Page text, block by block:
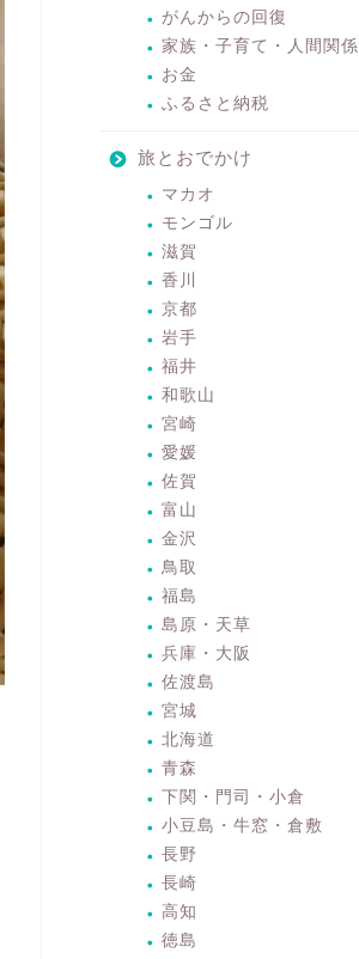
がんからの回復
家族・子育て・人間関係
お金
ふるさと納税
旅とおでかけ
マカオ
モンゴル
滋賀
香川
京都
岩手
福井
和歌山
宮崎
愛媛
佐賀
富山
金沢
鳥取
福島
島原・天草
兵庫・大阪
佐渡島
宮城
北海道
青森
下関・門司・小倉
小豆島・牛窓・倉敷
長野
長崎
高知
徳島